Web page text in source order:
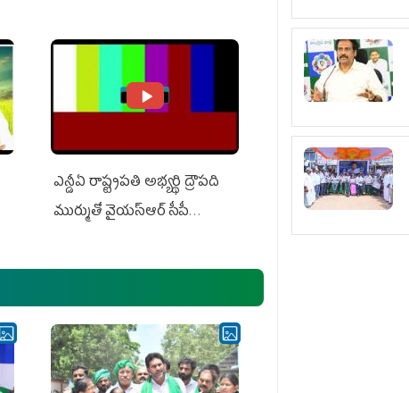
ఎన్డీఏ రాష్ట్ర‌ప‌తి అభ్య‌ర్థి ద్రౌప‌ది
ముర్ముతో వైయ‌స్ఆర్ సీపీ
ఎమ్మెల్యేలు, ఎంపీల స‌మావేశం